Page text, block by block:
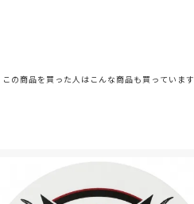
この商品を買った人は こんな商品も買っています